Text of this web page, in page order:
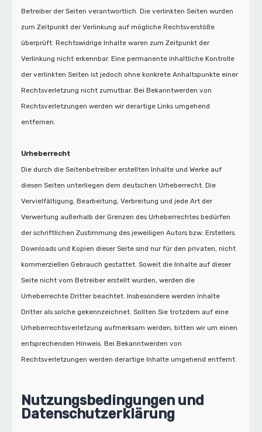
Betreiber der Seiten verantwortlich. Die verlinkten Seiten wurden
zum Zeitpunkt der Verlinkung auf mögliche Rechtsverstöße
überprüft. Rechtswidrige Inhalte waren zum Zeitpunkt der
Verlinkung nicht erkennbar. Eine permanente inhaltliche Kontrolle
der verlinkten Seiten ist jedoch ohne konkrete Anhaltspunkte einer
Rechtsverletzung nicht zumutbar. Bei Bekanntwerden von
Rechtsverletzungen werden wir derartige Links umgehend
entfernen.
Urheberrecht
Die durch die Seitenbetreiber erstellten Inhalte und Werke auf
diesen Seiten unterliegen dem deutschen Urheberrecht. Die
Vervielfältigung, Bearbeitung, Verbreitung und jede Art der
Verwertung außerhalb der Grenzen des Urheberrechtes bedürfen
der schriftlichen Zustimmung des jeweiligen Autors bzw. Erstellers.
Downloads und Kopien dieser Seite sind nur für den privaten, nicht
kommerziellen Gebrauch gestattet. Soweit die Inhalte auf dieser
Seite nicht vom Betreiber erstellt wurden, werden die
Urheberrechte Dritter beachtet. Insbesondere werden Inhalte
Dritter als solche gekennzeichnet. Sollten Sie trotzdem auf eine
Urheberrechtsverletzung aufmerksam werden, bitten wir um einen
entsprechenden Hinweis. Bei Bekanntwerden von
Rechtsverletzungen werden derartige Inhalte umgehend entfernt.
Nutzungsbedingungen und
Datenschutzerklärung